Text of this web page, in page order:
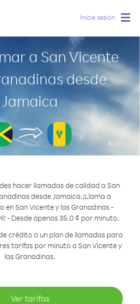
Inicie sesión
a San Vicente
desde
Jamaica
hacer llamadas de calidad a San
desde Jamaica.¡Llama a
en San Vicente y las Granadinas -
- Desde apenas 35.0 ¢ por minuto.
crédito o un plan de llamadas para
tarifas por minuto a San Vicente y
las Granadinas.
Ver tarifas